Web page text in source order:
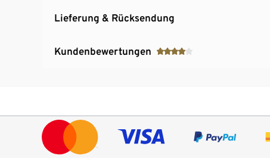
Lieferung & Rücksendung
Kundenbewertungen